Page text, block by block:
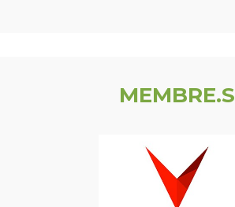
MEMBRE.S